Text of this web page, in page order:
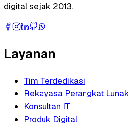
digital sejak 2013.
Layanan
Tim Terdedikasi
Rekayasa Perangkat Lunak
Konsultan IT
Produk Digital